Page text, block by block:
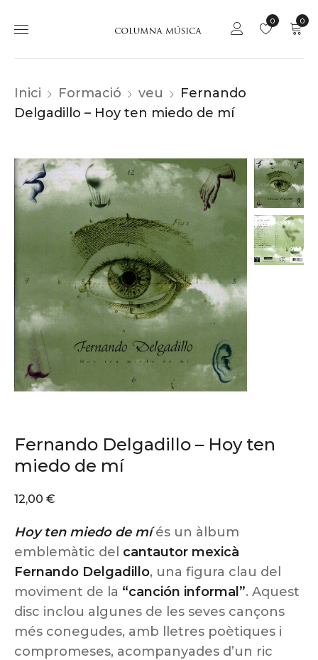
0
0
Inici Formació veu
Fernando
Delgadillo – Hoy ten miedo de mí
Fernando Delgadillo – Hoy ten
miedo de mí
12,00 €
Hoy ten miedo de míés un àlbum
emblemàtic del cantautor mexicà
Fernando Delgadillo, una figura clau del
moviment de la “canción informal”. Aquest
disc inclou algunes de les seves cançons
més conegudes, amb lletres poètiques i
compromeses, acompanyades d’un ric